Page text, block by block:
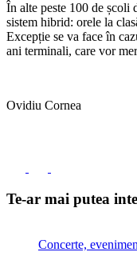
În alte peste 100 de școli
sistem hibrid: orele la
Excepție se va face în
ani terminali, care vor
Ovidiu Cornea
Te-ar mai putea
Concerte,